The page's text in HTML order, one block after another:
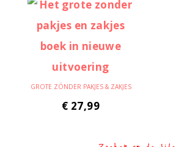
GROTE ZÓNDER PAKJES & ZAKJES
€ 27,99